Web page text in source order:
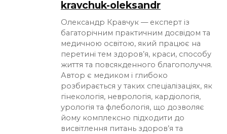
kravchuk-oleksandr
Олександр Кравчук — експерт із
багаторічним практичним досвідом та
медичною освітою, який працює на
перетині тем здоров’я, краси, способу
життя та повсякденного благополуччя.
Автор є медиком і глибоко
розбирається у таких спеціалізаціях, як
гінекологія, неврологія, кардіологія,
урологія та флебологія, що дозволяє
йому комплексно підходити до
висвітлення питань здоров’я та